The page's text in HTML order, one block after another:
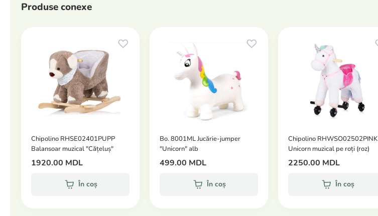
Furnizat neasamblat, cu instrucțiuni simple de asamblare;
Dimensiuni produs (asamblat): înălțime: 47 cm x lungime: 62 cm (cu bază) x lățime: 28 cm.
Capacitate maximă de încărcare: 30 kg.
Această jucărie este fabricată în conformitate cu directivele și standardele europene de siguranță a jucăriilor.
Produse conexe
Chipolino RHSE02401PUPP
Balansoar muzical "Cățeluș"
1920.00 MDL
În coș
Bo. 8001ML Jucărie-jumper
"Unicorn" alb
499.00 MDL
În coș
Chipolino RHWSO02502PINK
Unicorn muzical pe roți (roz)
2250.00 MDL
În coș